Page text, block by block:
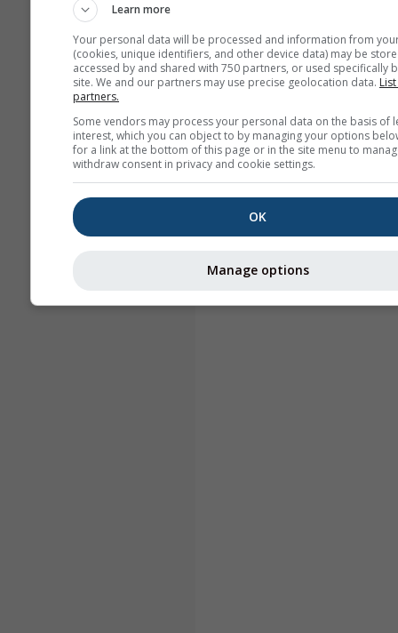
Learn more
Your personal data will be processed and information from
(cookies, unique identifiers, and other device data) may be
accessed by and shared with 750 partners, or used specifically
site. We and our partners may use precise geolocation data.
partners.
Some vendors may process your personal data on the basis of
interest, which you can object to by managing your options
for a link at the bottom of this page or in the site menu to
withdraw consent in privacy and cookie settings.
OK
Manage options